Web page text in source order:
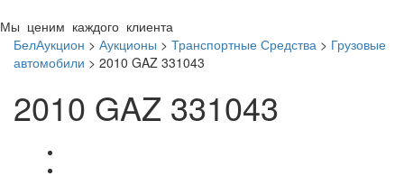
Мы ценим каждого клиента
БелАукцион > Аукционы > Транспортные Средства > Грузовые
автомобили > 2010 GAZ 331043
2010 GAZ 331043